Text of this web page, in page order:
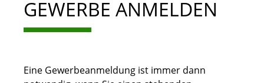
GEWERBE ANMELDEN
Eine Gewerbeanmeldung ist immer dann